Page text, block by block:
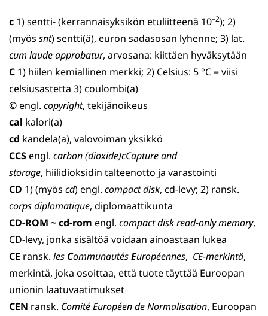
c 1) sentti- (kerrannaisyksikön etuliitteenä 10–2); 2)
(myös snt) sentti(ä), euron sadasosan lyhenne; 3) lat.
cum laude approbatur, arvosana: kiittäen hyväksytään
C 1) hiilen kemiallinen merkki; 2) Celsius: 5 °C = viisi
celsius­astetta 3) coulombi(a)
©engl. copyright, tekijänoikeus
cal kalori(a)
cd kandela(a), valovoiman yksikkö
CCSengl. carbon (dioxide)cCapture and
storage, hiilidioksidin talteenotto ja varastointi
CD 1) (myös cd) engl. compact disk, cd-levy; 2) ransk.
corps diplomatique, diplomaattikunta
CD-ROM ~ cd-rom engl. compact disk read-only memory,
CD-levy, jonka sisältöä voidaan ainoastaan lukea
CE ransk. les CommunautésEuropéennes, CE-merkintä,
merkintä, joka osoittaa, että tuote täyttää Euroopan
unionin laatuvaatimukset
CEN ransk. Comité Européen de Normalisation, Euroopan